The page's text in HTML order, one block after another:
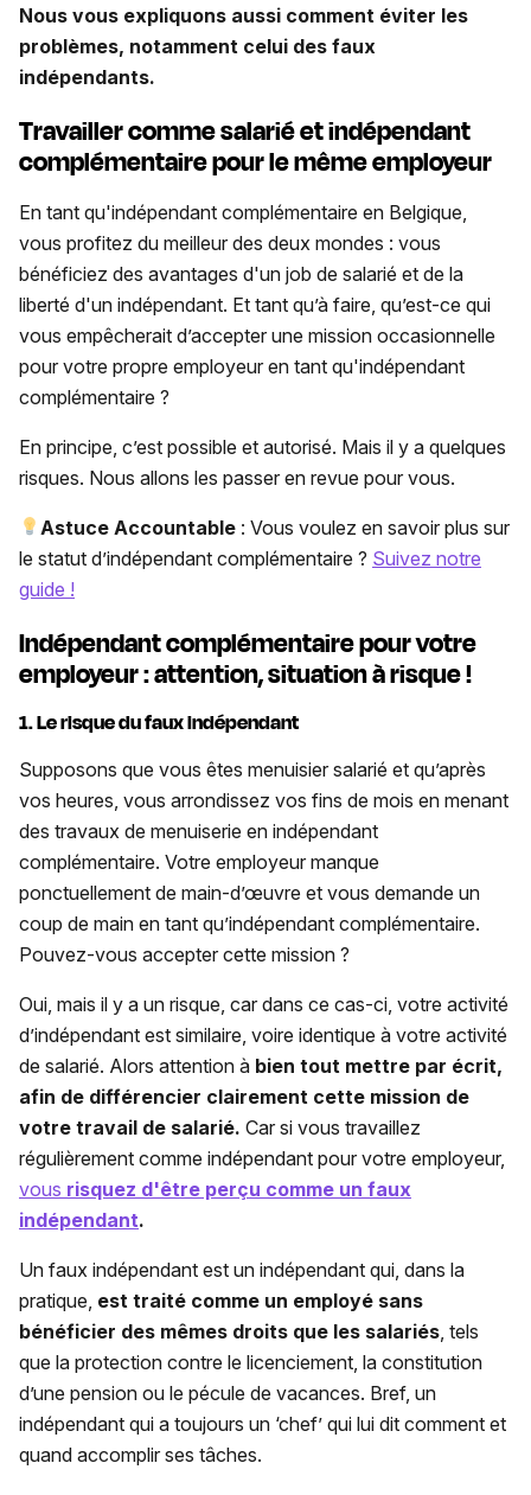
Nous vous expliquons aussi comment éviter les
problèmes, notamment celui des faux
indépendants.
Travailler comme salarié et indépendant
complémentaire pour le même employeur
En tant qu'indépendant complémentaire en Belgique,
vous profitez du meilleur des deux mondes : vous
bénéficiez des avantages d'un job de salarié et de la
liberté d'un indépendant. Et tant qu’à faire, qu’est-ce qui
vous empêcherait d’accepter une mission occasionnelle
pour votre propre employeur en tant qu'indépendant
complémentaire ?
En principe, c’est possible et autorisé. Mais il y a quelques
risques. Nous allons les passer en revue pour vous.
Astuce Accountable : Vous voulez en savoir plus sur
le statut d’indépendant complémentaire ? Suivez notre
guide !
Indépendant complémentaire pour votre
employeur : attention, situation à risque !
1. Le risque du faux indépendant
Supposons que vous êtes menuisier salarié et qu’après
vos heures, vous arrondissez vos fins de mois en menant
des travaux de menuiserie en indépendant
complémentaire. Votre employeur manque
ponctuellement de main-d’œuvre et vous demande un
coup de main en tant qu’indépendant complémentaire.
Pouvez-vous accepter cette mission ?
Oui, mais il y a un risque, car dans ce cas-ci, votre activité
d’indépendant est similaire, voire identique à votre activité
de salarié. Alors attention à bien tout mettre par écrit,
afin de différencier clairement cette mission de
votre travail de salarié. Car si vous travaillez
régulièrement comme indépendant pour votre employeur,
vous risquez d'être perçu comme un faux
indépendant.
Un faux indépendant est un indépendant qui, dans la
pratique, est traité comme un employé sans
bénéficier des mêmes droits que les salariés, tels
que la protection contre le licenciement, la constitution
d’une pension ou le pécule de vacances. Bref, un
indépendant qui a toujours un ‘chef’ qui lui dit comment et
quand accomplir ses tâches.